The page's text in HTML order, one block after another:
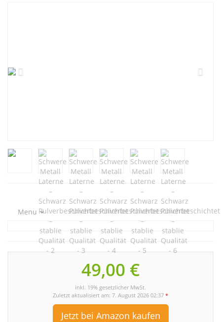
Menu
49,00 €
inkl. 19% gesetzlicher MwSt.
Zuletzt aktualisiert am: 7. August 2026 02:37 *
Jetzt bei Amazon kaufen